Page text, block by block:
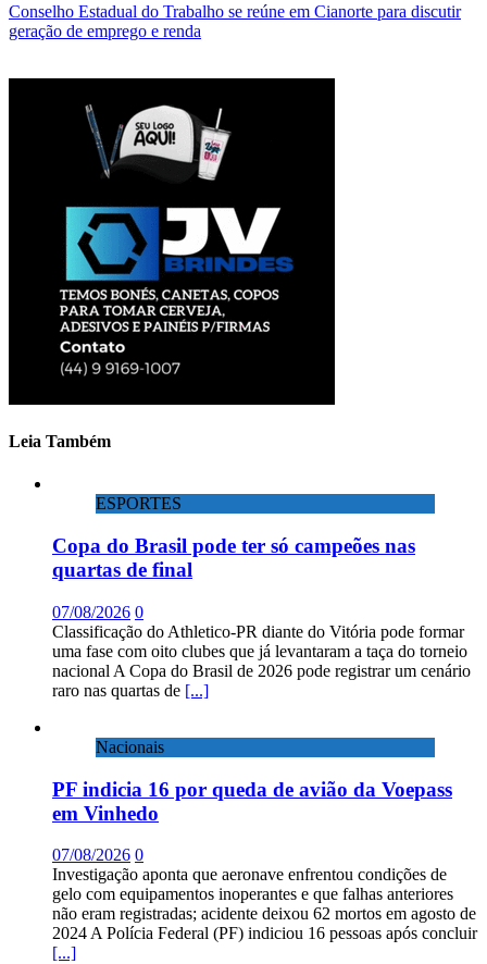
Conselho Estadual do Trabalho se reúne em Cianorte para discutir
geração de emprego e renda
Leia Também
ESPORTES
Copa do Brasil pode ter só campeões nas
quartas de final
07/08/2026 0
Classificação do Athletico-PR diante do Vitória pode formar
uma fase com oito clubes que já levantaram a taça do torneio
nacional A Copa do Brasil de 2026 pode registrar um cenário
raro nas quartas de [...]
Nacionais
PF indicia 16 por queda de avião da Voepass
em Vinhedo
07/08/2026 0
Investigação aponta que aeronave enfrentou condições de
gelo com equipamentos inoperantes e que falhas anteriores
não eram registradas; acidente deixou 62 mortos em agosto de
2024 A Polícia Federal (PF) indiciou 16 pessoas após concluir
[...]